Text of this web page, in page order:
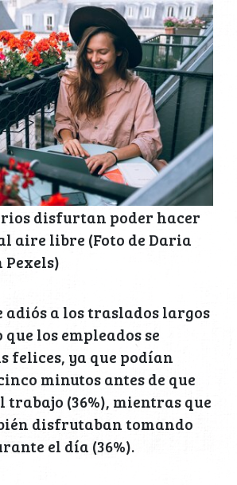
disfurtan poder hacer
aire libre (Foto de Daria
Pexels)
adiós a los traslados largos
los empleados se
felices, ya que podían
minutos antes de que
trabajo (36%), mientras que
disfrutaban tomando
el día (36%).